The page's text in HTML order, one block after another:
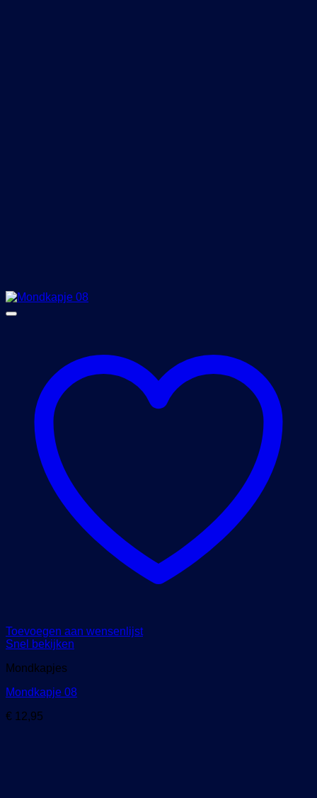
Toevoegen aan wensenlijst
Snel bekijken
Mondkapjes
Mondkapje 08
€ 12,95